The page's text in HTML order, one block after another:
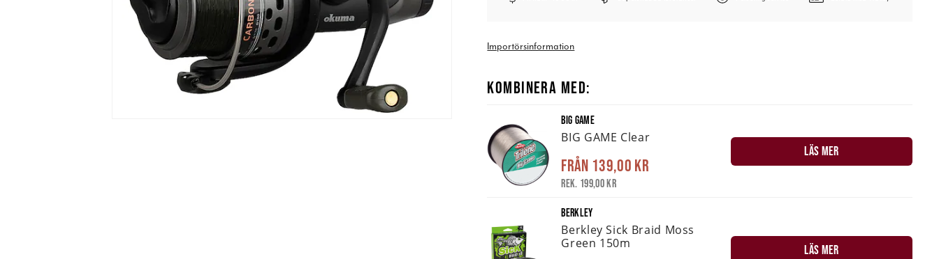
Importörsinformation
KOMBINERA MED:
BIG GAME
BIG GAME Clear
Från 139,00 kr
Rek. 199,00 kr
LÄS MER
BERKLEY
Berkley Sick Braid Moss
Green 150m
LÄS MER